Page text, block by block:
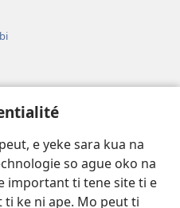
e yeke sara kua na
so ague oko na
important ti tene site ti e
ti ke ni ape. Mo peut ti